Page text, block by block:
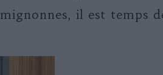
mignonnes, il est temps